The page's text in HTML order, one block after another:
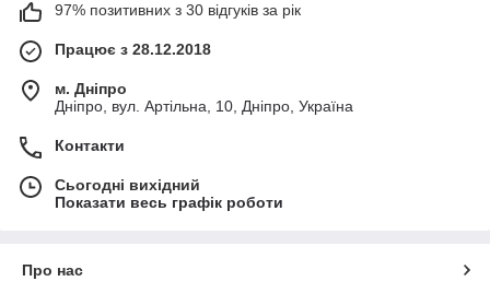
97% позитивних з 30 відгуків за рік
Працює з 28.12.2018
м. Дніпро
Дніпро, вул. Артільна, 10, Дніпро, Україна
Контакти
Сьогодні вихідний
Показати весь графік роботи
Про нас